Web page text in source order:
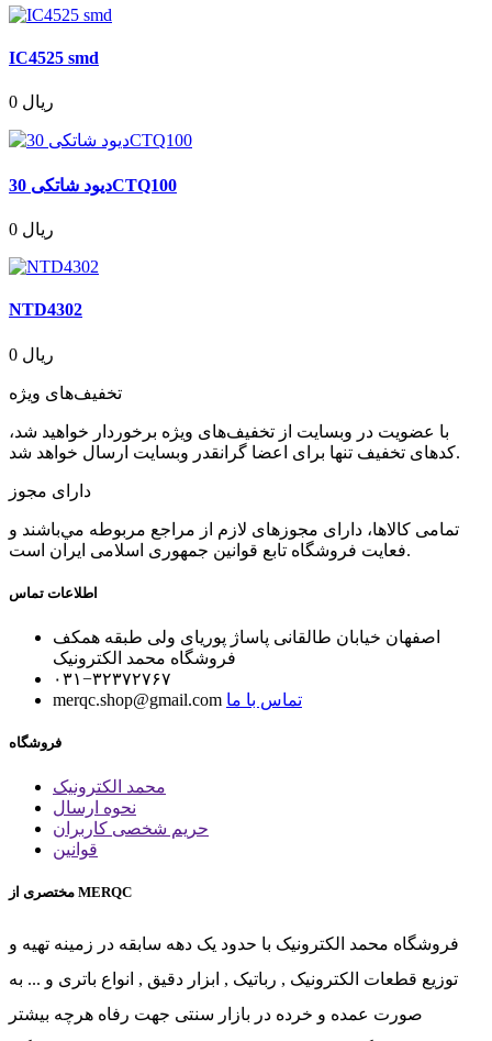
IC4525 smd
0 ریال
دیود شاتکی 30CTQ100
0 ریال
NTD4302
0 ریال
تخفیف‌های ویژه
با عضویت در وبسایت از تخفیف‌های ویژه برخوردار خواهید شد،
کدهای تخفیف تنها برای اعضا گرانقدر وبسایت ارسال خواهد شد.
دارای مجوز
تمامی كالاها، دارای مجوزهای لازم از مراجع مربوطه مي‌باشند و
فعایت فروشگاه تابع قوانين جمهوری اسلامی ايران است.
اطلاعات تماس
اصفهان خیابان طالقانی پاساژ پوریای ولی طبقه همکف
فروشگاه محمد الکترونیک
۰۳۱−۳۲۳۷۲۷۶۷
merqc.shop@gmail.com تماس با ما
فروشگاه
محمد الکترونیک
نحوه ارسال
حریم شخصی کاربران
قوانین
مختصری از MERQC
فروشگاه محمد الکترونیک با حدود یک دهه سابقه در زمینه تهیه و
توزیع قطعات الکترونیک , رباتیک , ابزار دقیق , انواع باتری و ... به
صورت عمده و خرده در بازار سنتی جهت رفاه هرچه بیشتر